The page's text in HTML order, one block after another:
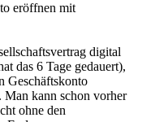
eröffnen mit
digital
das 6 Tage gedauert),
Geschäftskonto
kann schon vorher
ohne den